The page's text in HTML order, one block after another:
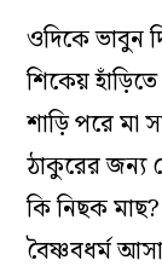
ওদিকে ভাবুন
শিকেয়
শাড়ি পরে মা
ঠাকুরের জন্য
কি নিছক মাছ?
বৈষ্ণবধর্ম